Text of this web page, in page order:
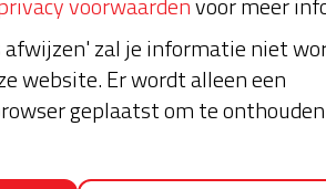
afwijzen' zal je informatie niet
website. Er wordt alleen een
geplaatst om te